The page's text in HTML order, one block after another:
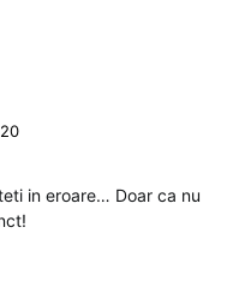
in eroare… Doar ca nu